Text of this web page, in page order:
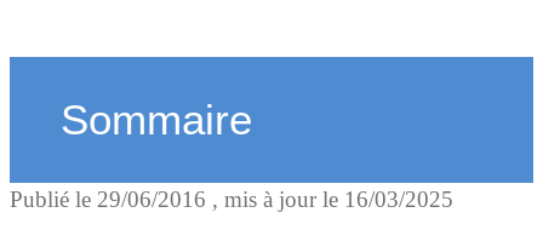
Sommaire
Vérifications de base
Publié le 29/06/2016 , mis à jour le 16/03/2025